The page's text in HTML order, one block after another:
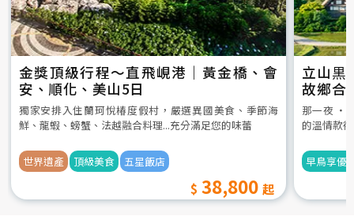
金獎頂級行程～直飛峴港｜黃金橋、會
安、順化、美山5日
獨家安排入住蘭珂悅椿度假村，嚴選異國美食、季節海
鮮、龍蝦、螃蟹、法越融合料理...充分滿足您的味蕾
世界遺產 頂級美食 五星飯店
38,800
立山黒
故鄉合
5日
那一夜 ‧
的溫情款
早鳥享優